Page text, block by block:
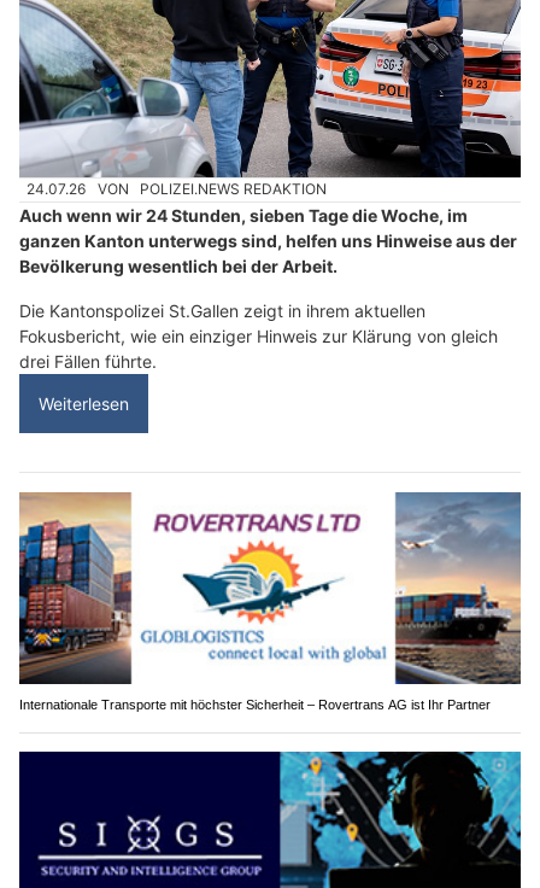
24.07.26 VON POLIZEI.NEWS REDAKTION
Auch wenn wir 24 Stunden, sieben Tage die Woche, im
ganzen Kanton unterwegs sind, helfen uns Hinweise aus der
Bevölkerung wesentlich bei der Arbeit.
Die Kantonspolizei St.Gallen zeigt in ihrem aktuellen
Fokusbericht, wie ein einziger Hinweis zur Klärung von gleich
drei Fällen führte.
Weiterlesen
Internationale Transporte mit höchster Sicherheit – Rovertrans AG ist Ihr Partner